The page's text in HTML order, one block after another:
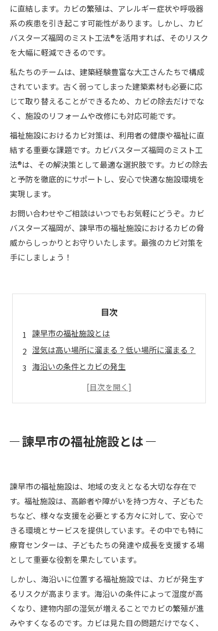
に直結します。カビの繁殖は、アレルギー症状や呼吸器
系の疾患を引き起こす可能性があります。しかし、カビ
バスターズ福岡のミスト工法®を活用すれば、そのリスク
を大幅に軽減できるのです。
私たちのチームは、建築経験豊富な大工さんたちで構成
されています。古く弱ってしまった建築素材も必要に応
じて取り替えることができるため、カビの除去だけでな
く、施設のリフォームや改修にも対応可能です。
福祉施設におけるカビ対策は、利用者の健康や福祉に直
結する重要な課題です。カビバスターズ福岡のミスト工
法®は、その解決策として最適な選択肢です。カビの除去
と予防を徹底的にサポートし、安心で快適な施設環境を
実現します。
お問い合わせやご相談はいつでもお気軽にどうぞ。カビ
バスターズ福岡が、諫早市の福祉施設におけるカビの脅
威からしっかりとお守りいたします。最強のカビ対策を
手にしましょう！
目次
諫早市の福祉施設とは
湿気は高い場所に溜まる？低い場所に溜まる？
海沿いの条件とカビの発生
カビバスターズ福岡のミスト工法®とは
諫早市の福祉施設とは
諫早市の福祉施設は、地域の支えとなる大切な存在で
す。福祉施設は、高齢者や障がいを持つ方々、子どもた
ちなど、様々な支援を必要とする方々に対して、安心で
きる環境とサービスを提供しています。その中でも特に
療育センターは、子どもたちの発達や成長を支援する場
として重要な役割を果たしています。
しかし、海沿いに位置する福祉施設では、カビが発生す
るリスクが高まります。海沿いの条件によって湿度が高
くなり、建物内部の湿気が増えることでカビの繁殖が進
みやすくなるのです。カビは見た目の問題だけでなく、